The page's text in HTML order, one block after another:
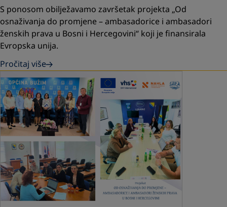
S ponosom obilježavamo završetak projekta „Od
osnaživanja do promjene – ambasadorice i ambasadori
ženskih prava u Bosni i Hercegovini“ koji je finansirala
Evropska unija.
Pročitaj više